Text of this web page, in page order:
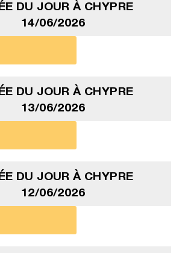
DU JOUR À CHYPRE
14/06/2026
DU JOUR À CHYPRE
13/06/2026
DU JOUR À CHYPRE
12/06/2026